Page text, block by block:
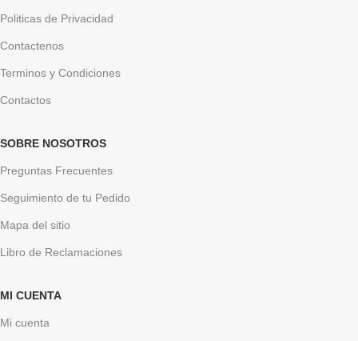
Politicas de Privacidad
Contactenos
Terminos y Condiciones
Contactos
SOBRE NOSOTROS
Preguntas Frecuentes
Seguimiento de tu Pedido
Mapa del sitio
Libro de Reclamaciones
MI CUENTA
Mi cuenta